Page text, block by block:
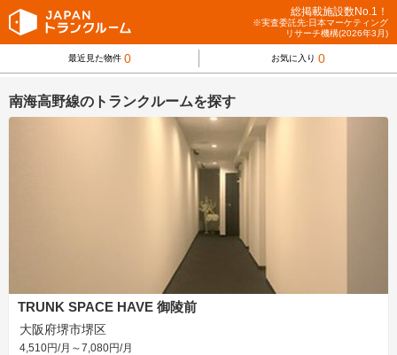
総掲載施設数No.1！
※実査委託先:日本マーケティング
リサーチ機構(2026年3月)
最近見た物件 0 お気に入り 0
南海高野線のトランクルームを探す
TRUNK SPACE HAVE 御陵前
大阪府堺市堺区
4,510円/月～7,080円/月